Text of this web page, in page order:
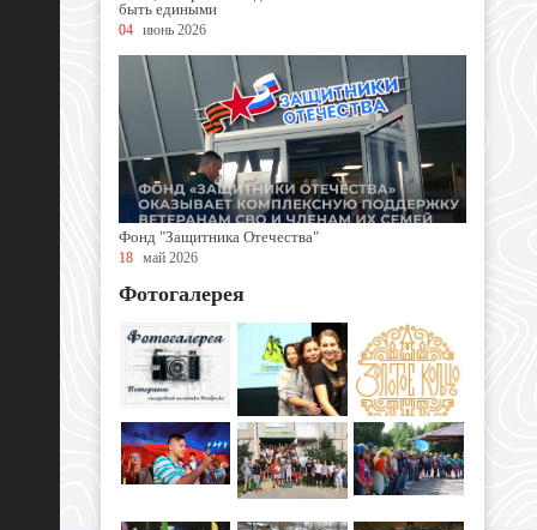
быть едиными
04 июнь 2026
Фонд "Защитника Отечества"
18 май 2026
Фотогалерея